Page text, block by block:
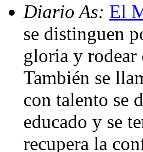
Diario As: El
se distinguen
gloria y rodear
También se
con talento se
educado y se
recupera la